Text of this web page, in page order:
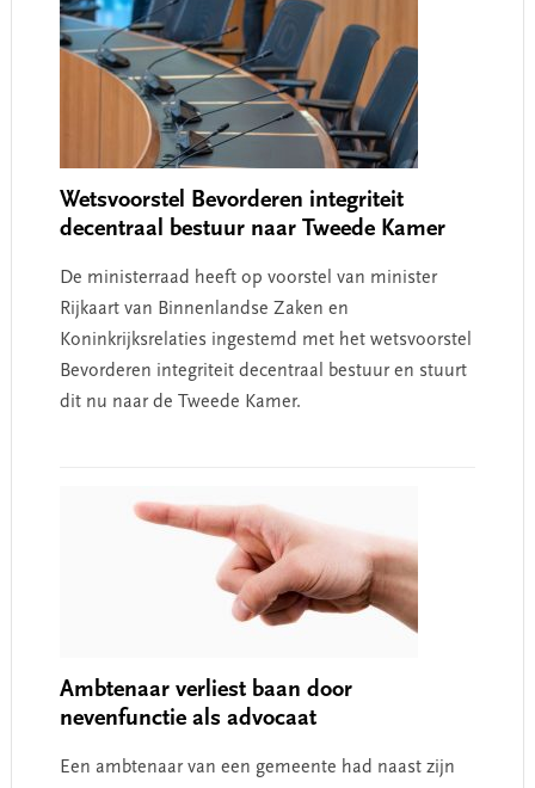
Wetsvoorstel Bevorderen integriteit
decentraal bestuur naar Tweede Kamer
De ministerraad heeft op voorstel van minister
Rijkaart van Binnenlandse Zaken en
Koninkrijksrelaties ingestemd met het wetsvoorstel
Bevorderen integriteit decentraal bestuur en stuurt
dit nu naar de Tweede Kamer.
Ambtenaar verliest baan door
nevenfunctie als advocaat
Een ambtenaar van een gemeente had naast zijn